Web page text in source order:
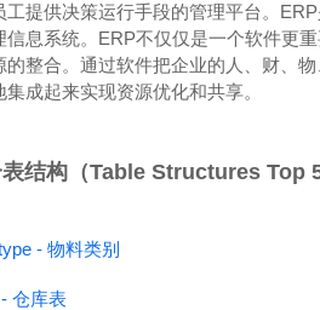
工提供决策运行手段的管理平台。
信息系统。ERP不仅仅是一个软件更
的整合。通过软件把企业的人、财、
集成起来实现资源优化和共享。
结构（Table Structures Top
- 物料类别
仓库表